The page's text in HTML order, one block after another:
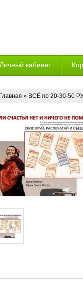
Личный кабинет
Главная » ВСЁ по 20-30-50